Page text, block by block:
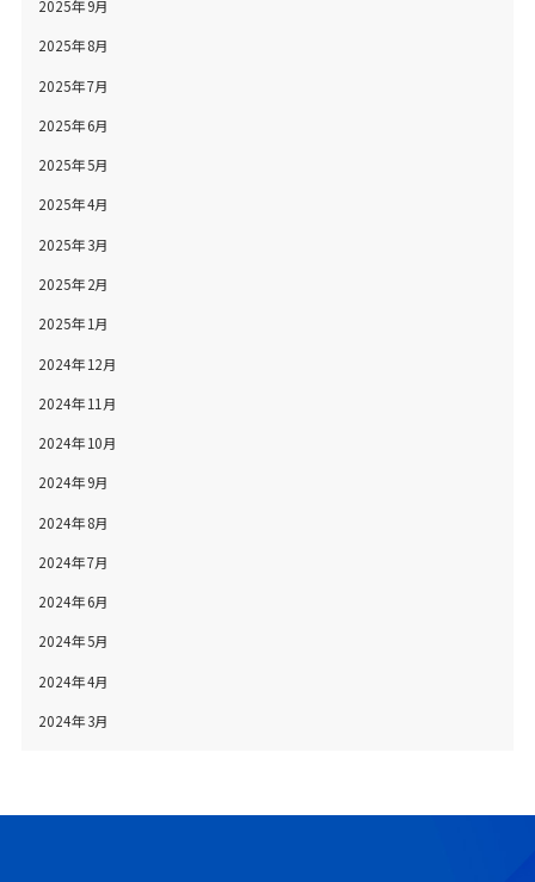
2025年9月
2025年8月
2025年7月
2025年6月
2025年5月
2025年4月
2025年3月
2025年2月
2025年1月
2024年12月
2024年11月
2024年10月
2024年9月
2024年8月
2024年7月
2024年6月
2024年5月
2024年4月
2024年3月